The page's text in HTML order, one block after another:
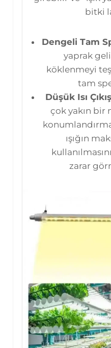
bitki
Dengeli Tam
yaprak
köklenmeyi
tam
Düşük Isı
çok yakın bir
ışığın
zarar